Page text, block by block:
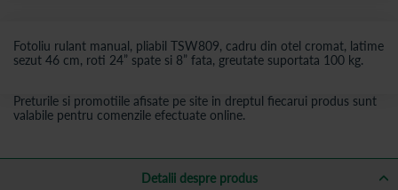
Fotoliu rulant manual, pliabil TSW809, cadru din otel cromat, latime
sezut 46 cm, roti 24” spate si 8” fata, greutate suportata 100 kg.
Preturile si promotiile afisate pe site in dreptul fiecarui produs sunt
valabile pentru comenzile efectuate online.
Detalii despre produs